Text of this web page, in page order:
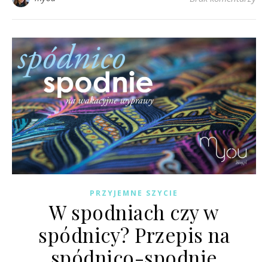
PRZYJEMNE SZYCIE
W spodniach czy w
spódnicy? Przepis na